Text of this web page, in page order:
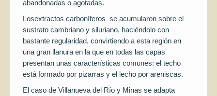
abandonadas o agotadas.
Losextractos carboníferos se acumularon sobre el
sustrato cambriano y siluriano, haciéndolo con
bastante regularidad, convirtiendo a esta región en
una gran llanura en la que en todas las capas
presentan unas características comunes: el techo
está formado por pizarras y el lecho por areniscas.
El caso de Villanueva del Río y Minas se adapta